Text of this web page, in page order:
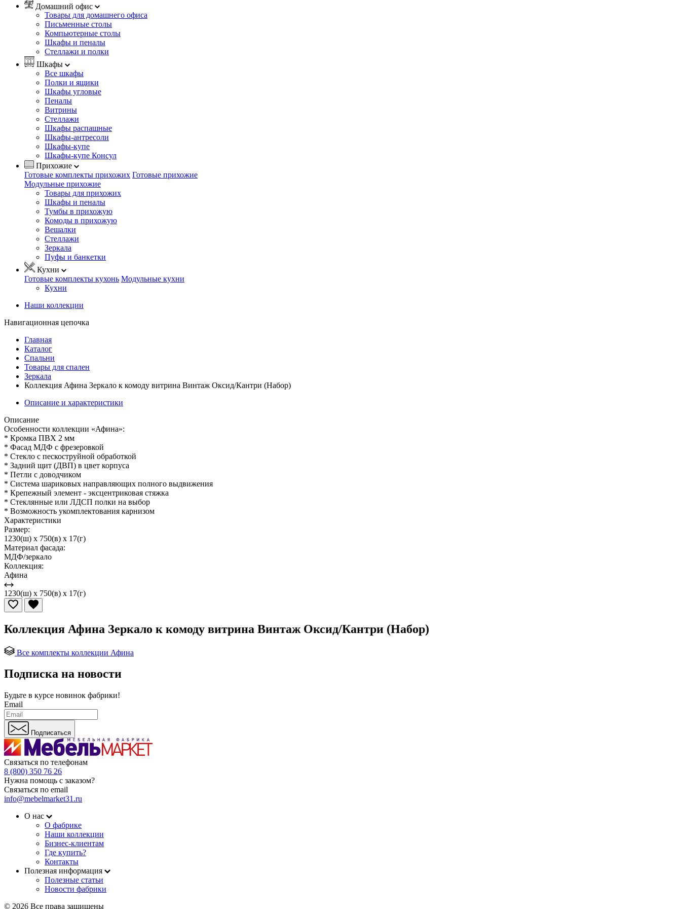
Домашний офис
Товары для домашнего офиса
Письменные столы
Компьютерные столы
Шкафы и пеналы
Стеллажи и полки
Шкафы
Все шкафы
Полки и ящики
Шкафы угловые
Пеналы
Витрины
Стеллажи
Шкафы распашные
Шкафы-антресоли
Шкафы-купе
Шкафы-купе Консул
Прихожие
Готовые комплекты прихожих Готовые прихожие
Модульные прихожие
Товары для прихожих
Шкафы и пеналы
Тумбы в прихожую
Комоды в прихожую
Вешалки
Стеллажи
Зеркала
Пуфы и банкетки
Кухни
Готовые комплекты кухонь Модульные кухни
Кухни
Наши коллекции
Навигационная цепочка
Главная
Каталог
Спальни
Товары для спален
Зеркала
Коллекция Афина Зеркало к комоду витрина Винтаж Оксид/Кантри (Набор)
Описание и характеристики
Описание
Особенности коллекции «Афина»:
* Кромка ПВХ 2 мм
* Фасад МДФ с фрезеровкой
* Стекло с пескоструйной обработкой
* Задний щит (ДВП) в цвет корпуса
* Петли с доводчиком
* Система шариковых направляющих полного выдвижения
* Крепежный элемент - эксцентриковая стяжка
* Стеклянные или ЛДСП полки на выбор
* Возможность укомплектования карнизом
Характеристики
Размер:
1230(ш) x 750(в) x 17(г)
Материал фасада:
МДФ/зеркало
Коллекция:
Афина
1230(ш) x 750(в) x 17(г)
Коллекция Афина Зеркало к комоду витрина Винтаж Оксид/Кантри (Набор)
Все комплекты коллекции Афина
Подписка на новости
Будьте в курсе новинок фабрики!
Email
Подписаться
Связаться по телефонам
8 (800) 350 76 26
Нужна помощь с заказом?
Связаться по email
info@mebelmarket31.ru
О нас
О фабрике
Наши коллекции
Бизнес-клиентам
Где купить?
Контакты
Полезная информация
Полезные статьи
Новости фабрики
© 2026 Все права защищены